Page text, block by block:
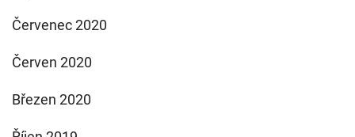
Červenec 2020
Červen 2020
Březen 2020